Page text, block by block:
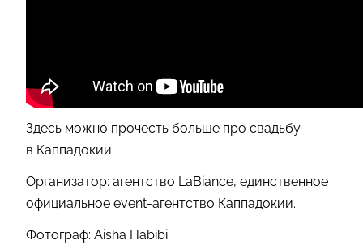
Здесь можно прочесть больше про свадьбу
в Каппадокии.
Организатор: агентство LaBiance, единственное
официальное event-агентство Каппадокии.
Фотограф: Aisha Habibi.